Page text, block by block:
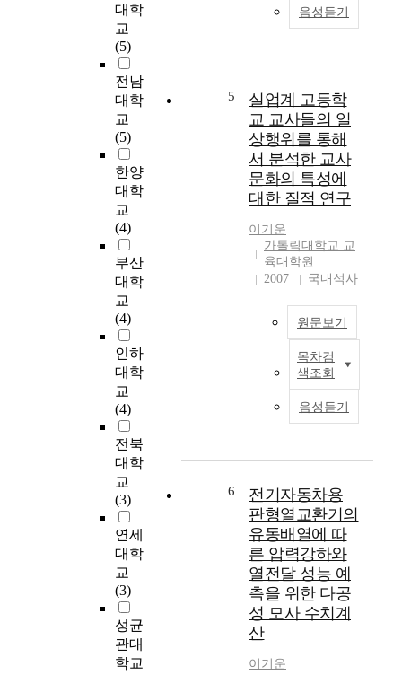
대학
교
(5)
전남
대학
교
(5)
한양
대학
교
(4)
부산
대학
교
(4)
인하
대학
교
(4)
전북
대학
교
(3)
연세
대학
교
(3)
성균
관대
학교
고
을
고
회
음성듣기
5
실업계 고등학
교 교사들의 일
상행위를 통해
서 분석한 교사
문화의 특성에
대한 질적 연구
이기운
가톨릭대학교 교
육대학원
2007
국내석사
원문보기
목차검
색조회
음성듣기
6
전기자동차용
판형열교환기의
유동배열에 따
른 압력강하와
열전달 성능 예
측을 위한 다공
성 모사 수치계
산
이기운